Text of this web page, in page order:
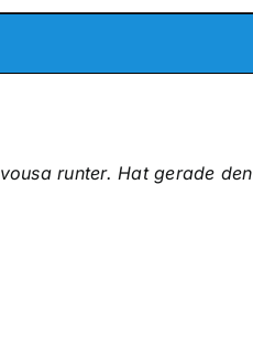
runter. Hat gerade den